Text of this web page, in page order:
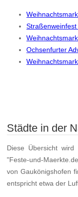
Ochsenfurter
Städte in der
Diese Übersicht
"Feste-und-
von Gaukönigshofen
entspricht etwa der